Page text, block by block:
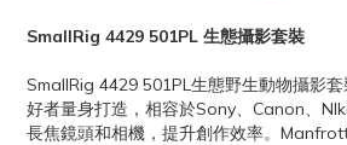
SmallRig 4429 501PL 生態攝影套裝
SmallRig 4429 501PL生態野生動物攝影
好者量身打造，相容於Sony、Canon、
長焦鏡頭和相機，提升創作效率。